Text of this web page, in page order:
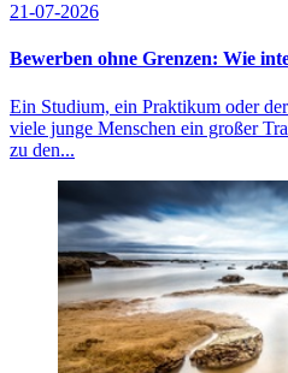
21-07-2026
Bewerben ohne Grenzen: Wie
Ein Studium, ein Praktikum oder
viele junge Menschen ein großer
zu den...